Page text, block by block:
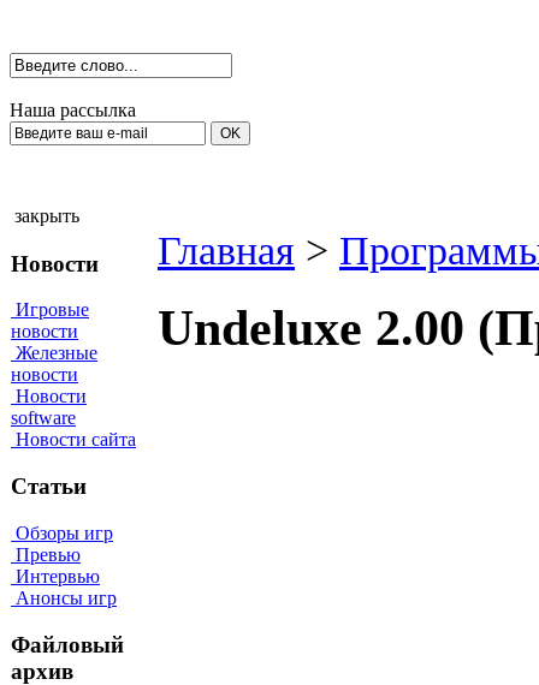
Наша рассылка
закрыть
Новости
Игровые
новости
Железные
новости
Новости
software
Новости сайта
Статьи
Обзоры игр
Превью
Интервью
Анонсы игр
Файловый
архив
Главная >
Undeluxe 2.00